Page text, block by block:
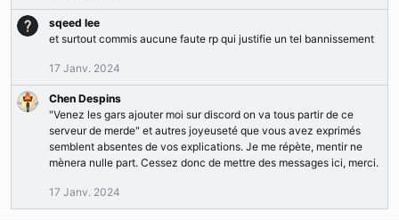
:
sqeed lee
et surtout commis aucune faute rp qui justifie un tel bannissement
17 Janv. 2024
Chen Despins
"Venez les gars ajouter moi sur discord on va tous partir de ce
serveur de merde" et autres joyeuseté que vous avez exprimés
semblent absentes de vos explications. Je me répète, mentir ne
mènera nulle part. Cessez donc de mettre des messages ici, merci.
17 Janv. 2024